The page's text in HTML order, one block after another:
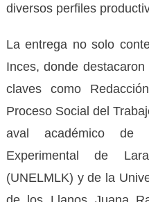
diversos perfiles
La entrega no solo
Inces, donde
claves como
Proceso Social del
aval académico de
Experimental de
(UNELMLK) y de la